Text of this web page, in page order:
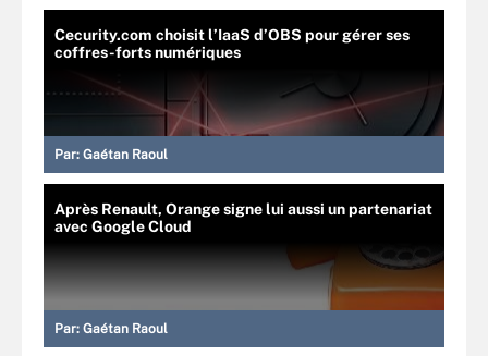
Cecurity.com choisit l’IaaS d’OBS pour gérer ses
coffres-forts numériques
Par: Gaétan Raoul
Après Renault, Orange signe lui aussi un partenariat
avec Google Cloud
Par: Gaétan Raoul